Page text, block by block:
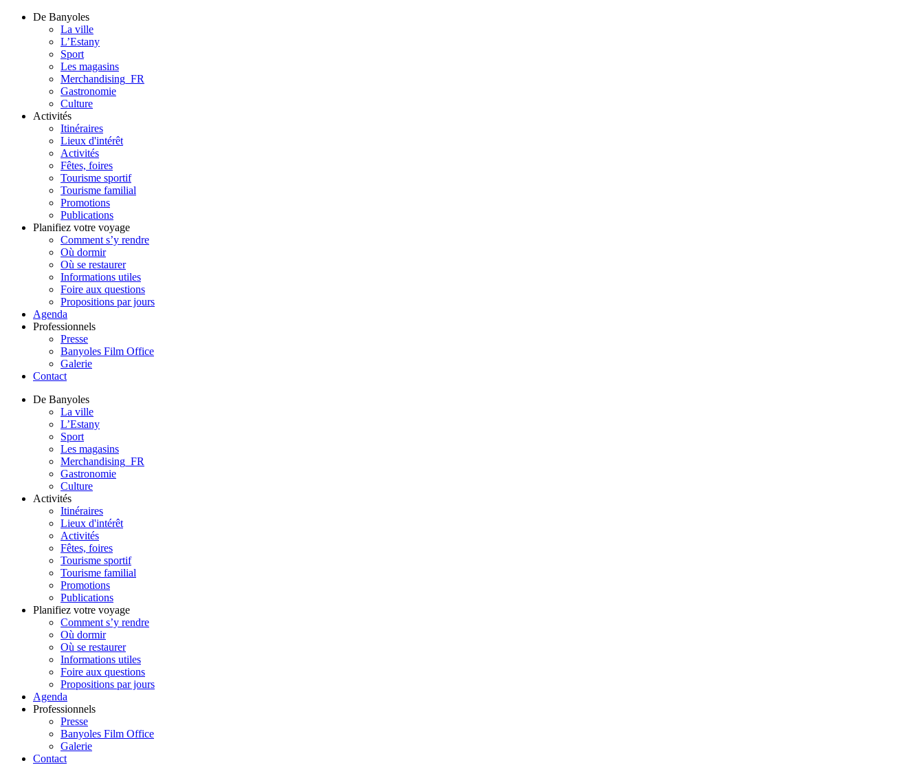
De Banyoles
La ville
L’Estany
Sport
Les magasins
Merchandising_FR
Gastronomie
Culture
Activités
Itinéraires
Lieux d'intérêt
Activités
Fêtes, foires
Tourisme sportif
Tourisme familial
Promotions
Publications
Planifiez votre voyage
Comment s’y rendre
Où dormir
Où se restaurer
Informations utiles
Foire aux questions
Propositions par jours
Agenda
Professionnels
Presse
Banyoles Film Office
Galerie
Contact
De Banyoles
La ville
L’Estany
Sport
Les magasins
Merchandising_FR
Gastronomie
Culture
Activités
Itinéraires
Lieux d'intérêt
Activités
Fêtes, foires
Tourisme sportif
Tourisme familial
Promotions
Publications
Planifiez votre voyage
Comment s’y rendre
Où dormir
Où se restaurer
Informations utiles
Foire aux questions
Propositions par jours
Agenda
Professionnels
Presse
Banyoles Film Office
Galerie
Contact